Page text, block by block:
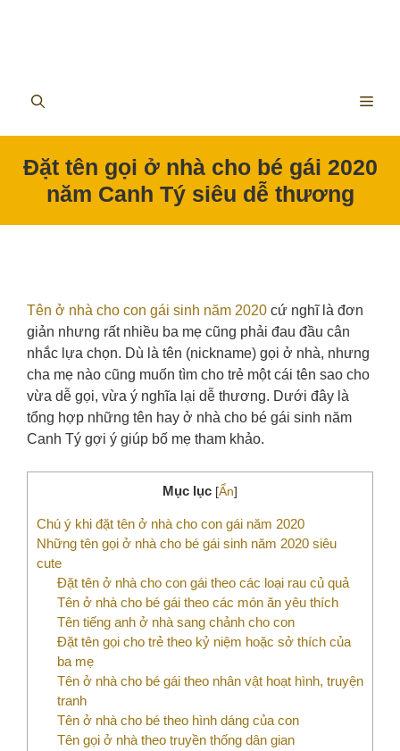
Đặt tên gọi ở nhà cho bé gái 2020
năm Canh Tý siêu dễ thương
Tên ở nhà cho con gái sinh năm 2020 cứ nghĩ là đơn
giản nhưng rất nhiều ba mẹ cũng phải đau đầu cân
nhắc lựa chọn. Dù là tên (nickname) gọi ở nhà, nhưng
cha mẹ nào cũng muốn tìm cho trẻ một cái tên sao cho
vừa dễ gọi, vừa ý nghĩa lại dễ thương. Dưới đây là
tổng hợp những tên hay ở nhà cho bé gái sinh năm
Canh Tý gợi ý giúp bố mẹ tham khảo.
Mục lục [Ẩn]
Chú ý khi đặt tên ở nhà cho con gái năm 2020
Những tên gọi ở nhà cho bé gái sinh năm 2020 siêu
cute
Đặt tên ở nhà cho con gái theo các loại rau củ quả
Tên ở nhà cho bé gái theo các món ăn yêu thích
Tên tiếng anh ở nhà sang chảnh cho con
Đặt tên gọi cho trẻ theo kỷ niệm hoặc sở thích của
ba mẹ
Tên ở nhà cho bé gái theo nhân vật hoạt hình, truyện
tranh
Tên ở nhà cho bé theo hình dáng của con
Tên gọi ở nhà theo truyền thống dân gian